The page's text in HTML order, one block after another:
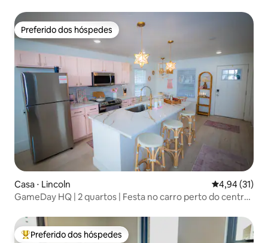
Preferido dos hóspedes
Preferido dos hóspedes
Casa ⋅ Lincoln 4,94 de uma
4,94 (31)
GameDay HQ | 2 quartos | Festa no carro perto do centro
Entre os melhores preferidos dos hóspedes
Preferido dos hóspedes